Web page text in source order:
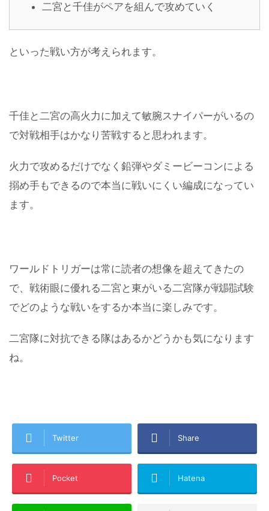
二宮と千佳がペアを組んで攻めていく
といった戦い方が考えられます。
千佳と二宮の高火力に加えて敏腕スナイパーがいるの
で対戦相手はかなり苦戦すると思われます。
火力で攻めるだけでなく鉛弾やダミービーコンによる
搦め手もできるので本当に戦いにくい編成になってい
ます。
ワールドトリガーは常に読者の想像を超えてきたの
で、戦術眼に優れる二宮と東がいる二宮隊が戦闘試験
でどのような戦いをするか本当に楽しみです。
二宮隊に対抗できる隊はあるかどうかも気になります
ね。
Twitter Share
Pocket Hatena